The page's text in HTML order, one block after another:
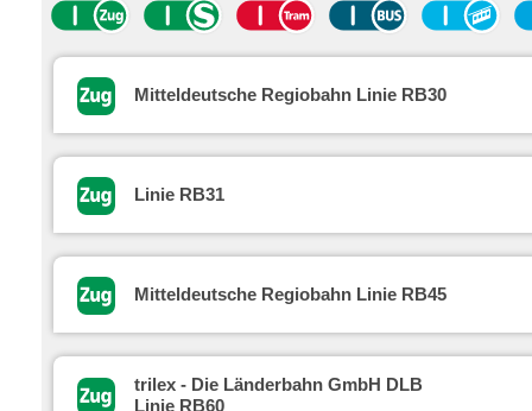
Mitteldeutsche Regiobahn Linie RB30
Linie RB31
Mitteldeutsche Regiobahn Linie RB45
trilex - Die Länderbahn GmbH DLB
Linie RB60